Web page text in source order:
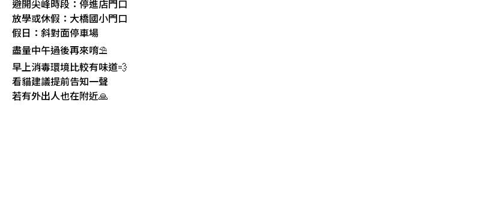
避開尖峰時段：停進店門口
放學或休假：大橋國小門口
假日：斜對面停車場
盡量中午過後再來唷⛱️
早上消毒環境比較有味道💨
看貓建議提前告知一聲
若有外出人也在附近🙏